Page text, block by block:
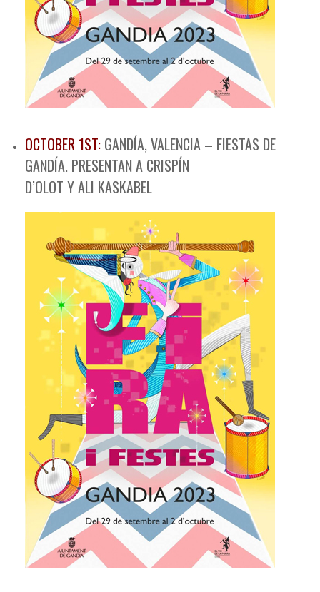
OCTOBER 1ST: GANDÍA, VALENCIA – FIESTAS DE
GANDÍA. PRESENTAN A CRISPÍN
D’OLOT Y ALI KASKABEL